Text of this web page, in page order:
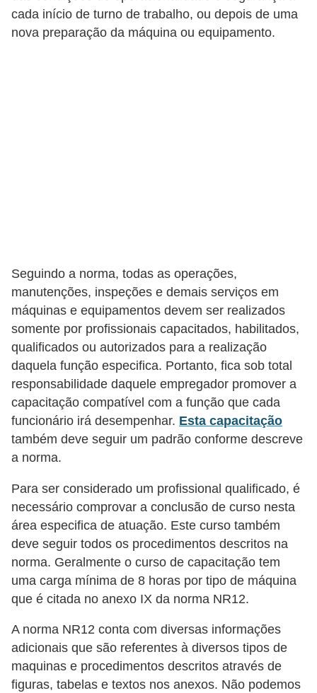
cada início de turno de trabalho, ou depois de uma
nova preparação da máquina ou equipamento.
Seguindo a norma, todas as operações,
manutenções, inspeções e demais serviços em
máquinas e equipamentos devem ser realizados
somente por profissionais capacitados, habilitados,
qualificados ou autorizados para a realização
daquela função especifica. Portanto, fica sob total
responsabilidade daquele empregador promover a
capacitação compatível com a função que cada
funcionário irá desempenhar. Esta capacitação
também deve seguir um padrão conforme descreve
a norma.
Para ser considerado um profissional qualificado, é
necessário comprovar a conclusão de curso nesta
área especifica de atuação. Este curso também
deve seguir todos os procedimentos descritos na
norma. Geralmente o curso de capacitação tem
uma carga mínima de 8 horas por tipo de máquina
que é citada no anexo IX da norma NR12.
A norma NR12 conta com diversas informações
adicionais que são referentes à diversos tipos de
maquinas e procedimentos descritos através de
figuras, tabelas e textos nos anexos. Não podemos
c
i
e
n
t
a
s
p
a
r
a
e
l
e
t
r
c
s
a